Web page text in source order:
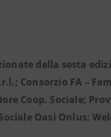
della sesta
Consorzio FA –
Coop. Sociale;
Oasi Onlus;